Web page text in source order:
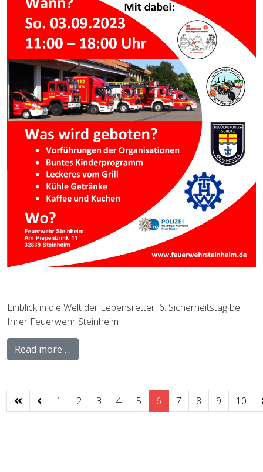
Einblick in die Welt der Lebensretter: 6. Sicherheitstag bei
Ihrer Feuerwehr Steinheim
Read more …
1 2 3 4 5 6 7 8 9 10